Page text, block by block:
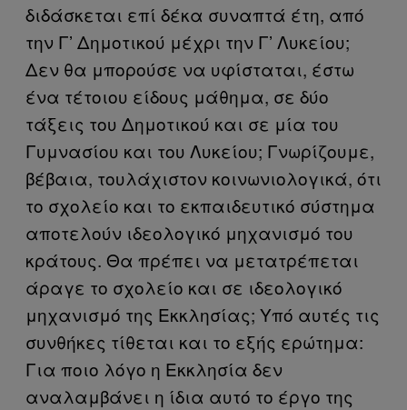
διδάσκεται επί δέκα συναπτά έτη, από
την Γ’ Δημοτικού μέχρι την Γ’ Λυκείου;
Δεν θα μπορούσε να υφίσταται, έστω
ένα τέτοιου είδους μάθημα, σε δύο
τάξεις του Δημοτικού και σε μία του
Γυμνασίου και του Λυκείου; Γνωρίζουμε,
βέβαια, τουλάχιστον κοινωνιολογικά, ότι
το σχολείο και το εκπαιδευτικό σύστημα
αποτελούν ιδεολογικό μηχανισμό του
κράτους. Θα πρέπει να μετατρέπεται
άραγε το σχολείο και σε ιδεολογικό
μηχανισμό της Εκκλησίας; Υπό αυτές τις
συνθήκες τίθεται και το εξής ερώτημα:
Για ποιο λόγο η Εκκλησία δεν
αναλαμβάνει η ίδια αυτό το έργο της